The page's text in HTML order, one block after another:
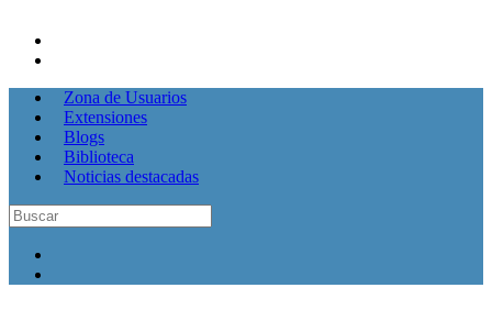
Zona de Usuarios
Extensiones
Blogs
Biblioteca
Noticias destacadas